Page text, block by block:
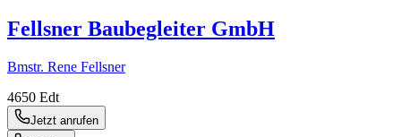
Fellsner Baubegleiter GmbH
Bmstr. Rene Fellsner
4650 Edt
Jetzt anrufen